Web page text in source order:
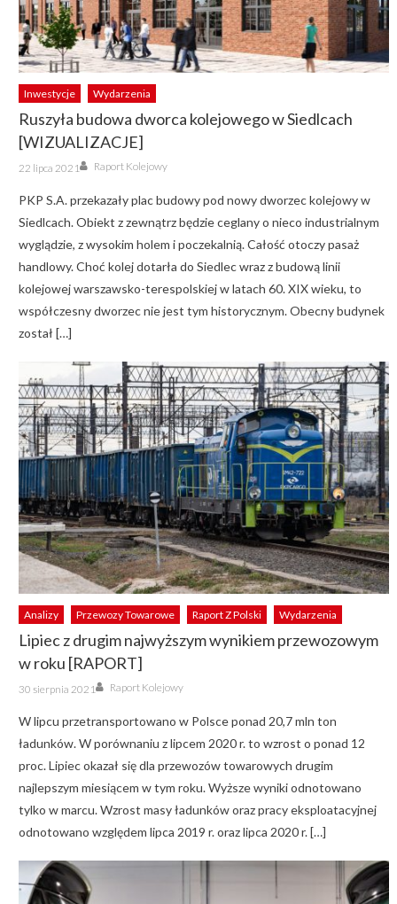
Inwestycje Wydarzenia
Ruszyła budowa dworca kolejowego w Siedlcach
[WIZUALIZACJE]
Posted
on
22 lipca 2021 Author
Raport Kolejowy
PKP S.A. przekazały plac budowy pod nowy dworzec kolejowy w
Siedlcach. Obiekt z zewnątrz będzie ceglany o nieco industrialnym
wyglądzie, z wysokim holem i poczekalnią. Całość otoczy pasaż
handlowy. Choć kolej dotarła do Siedlec wraz z budową linii
kolejowej warszawsko-terespolskiej w latach 60. XIX wieku, to
współczesny dworzec nie jest tym historycznym. Obecny budynek
został […]
Analizy Przewozy Towarowe Raport Z Polski Wydarzenia
Lipiec z drugim najwyższym wynikiem przewozowym
w roku [RAPORT]
Posted
on
30 sierpnia 2021 Author
Raport Kolejowy
W lipcu przetransportowano w Polsce ponad 20,7 mln ton
ładunków. W porównaniu z lipcem 2020 r. to wzrost o ponad 12
proc. Lipiec okazał się dla przewozów towarowych drugim
najlepszym miesiącem w tym roku. Wyższe wyniki odnotowano
tylko w marcu. Wzrost masy ładunków oraz pracy eksploatacyjnej
odnotowano względem lipca 2019 r. oraz lipca 2020 r. […]